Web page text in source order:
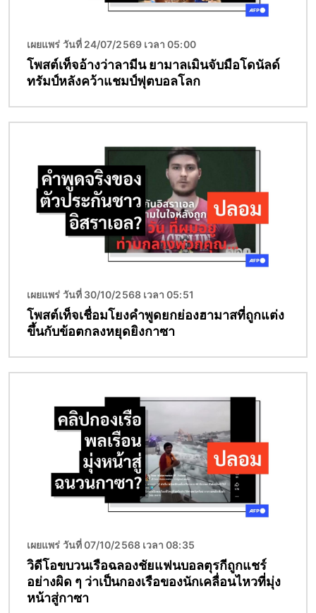
เผยแพร่ วันที่ 24/07/2569 เวลา 05:00
โพสต์เท็จอ้างว่าลามีน ยามาลเมินจับมือโดนัลด์
ทรัมป์หลังคว้าแชมป์ฟุตบอลโลก
เผยแพร่ วันที่ 30/10/2568 เวลา 05:51
โพสต์เท็จเชื่อมโยงคำพูดยกย่องฮามาสที่ถูกแต่ง
ขึ้นกับข้อตกลงหยุดยิงกาซา
เผยแพร่ วันที่ 07/10/2568 เวลา 08:35
วิดีโอขบวนเรือฉลองชัยแฟนบอลตุรกีถูกแชร์
อย่างผิด ๆ ว่าเป็นกองเรือของนักเคลื่อนไหวที่มุ่ง
หน้าสู่กาซา